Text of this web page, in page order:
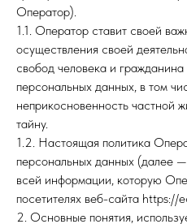
Оператор).
1.1. Оператор ставит своей
осуществления своей
свобод человека и
персональных данных, в том
неприкосновенность частной
тайну.
1.2. Настоящая политика
персональных данных (далее
всей информации, которую
посетителях веб-сайта https://
2. Основные понятия,